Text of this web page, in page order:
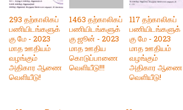
293 தற்காலிகப்
பணியிடங்களுக்
கு மே - 2023
மாத ஊதியம்
வழங்கும்
அதிகார ஆணை
வெளியீடு!
1463 தற்காலிகப்
பணியிடங்களுக்
கு ஜூன் - 2023
மாத ஊதிய
கொடுப்பாணை
வெளியீடு!!!
117 தற்காலிகப்
பணியிடங்களுக்
கு மே - 2023
மாத ஊதியம்
வழங்கும்
அதிகார ஆணை
வெளியீடு!